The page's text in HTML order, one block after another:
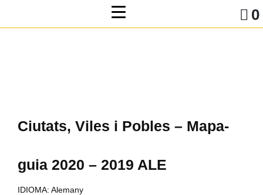
0
Ciutats, Viles i Pobles – Mapa-
guia 2020 – 2019 ALE
IDIOMA: Alemany